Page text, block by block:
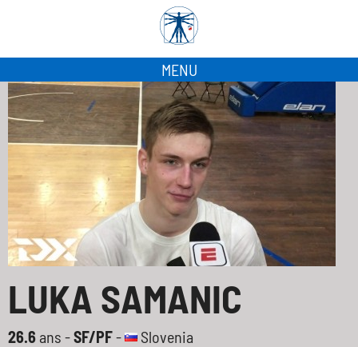
MENU
LUKA SAMANIC
26.6 ans -SF/PF-
Slovenia